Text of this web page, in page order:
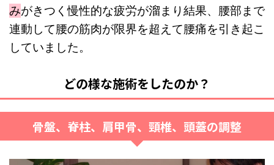
みがきつく慢性的な疲労が溜まり結果、腰部まで
連動して腰の筋肉が限界を超えて腰痛を引き起こ
していました。
どの様な施術をしたのか？
骨盤、脊柱、肩甲骨、頸椎、頭蓋の調整